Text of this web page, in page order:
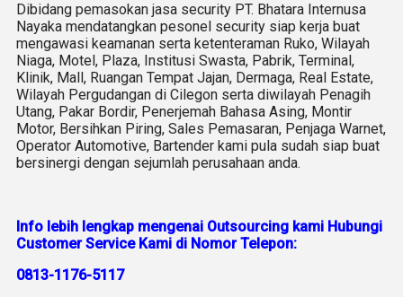
Dibidang pemasokan jasa security PT. Bhatara Internusa
Nayaka mendatangkan pesonel security siap kerja buat
mengawasi keamanan serta ketenteraman Ruko, Wilayah
Niaga, Motel, Plaza, Institusi Swasta, Pabrik, Terminal,
Klinik, Mall, Ruangan Tempat Jajan, Dermaga, Real Estate,
Wilayah Pergudangan di Cilegon serta diwilayah Penagih
Utang, Pakar Bordir, Penerjemah Bahasa Asing, Montir
Motor, Bersihkan Piring, Sales Pemasaran, Penjaga Warnet,
Operator Automotive, Bartender kami pula sudah siap buat
bersinergi dengan sejumlah perusahaan anda.
Info lebih lengkap mengenai Outsourcing kami Hubungi
Customer Service Kami di Nomor Telepon:
0813-1176-5117